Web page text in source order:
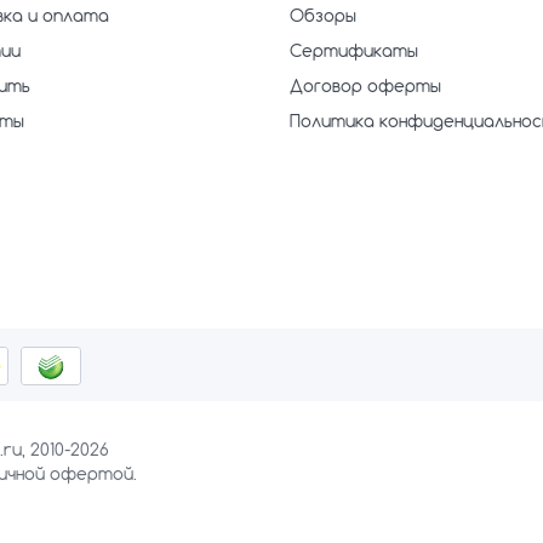
и оплата
Обзоры
Сертификаты
Договор оферты
Политика
2010-2026
офертой.